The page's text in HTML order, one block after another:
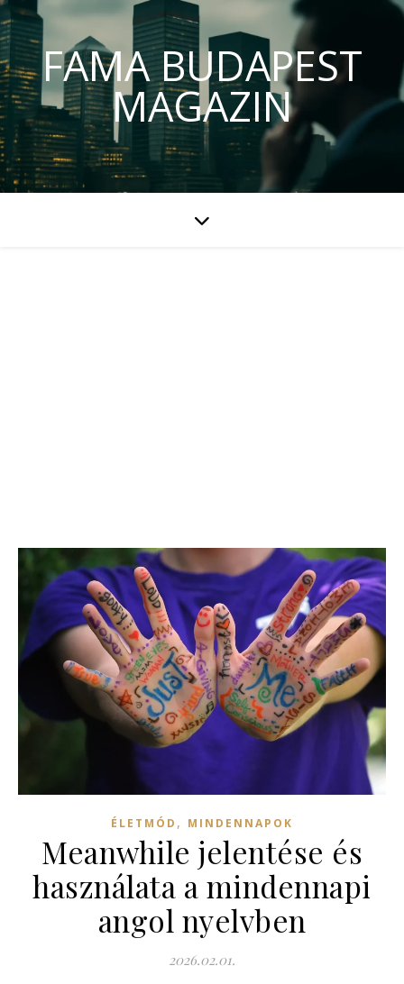
FAMA BUDAPEST
MAGAZIN
ÉLETMÓD , MINDENNAPOK
Meanwhile jelentése és
használata a mindennapi
angol nyelvben
2026.02.01.